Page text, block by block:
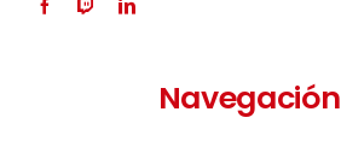
Navegación